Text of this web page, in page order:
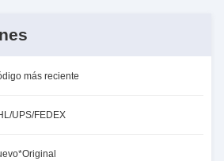
más reciente
UPS/FEDEX